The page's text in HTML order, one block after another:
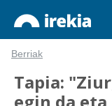
Berriak
Tapia: